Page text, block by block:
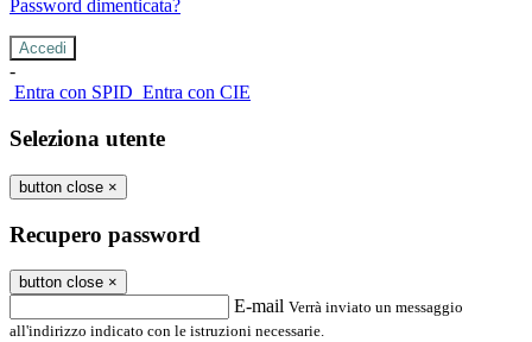
Password dimenticata?
-
Entra con SPID Entra con CIE
Seleziona utente
button close ×
Recupero password
button close ×
E-mail Verrà inviato un messaggio
all'indirizzo indicato con le istruzioni necessarie.